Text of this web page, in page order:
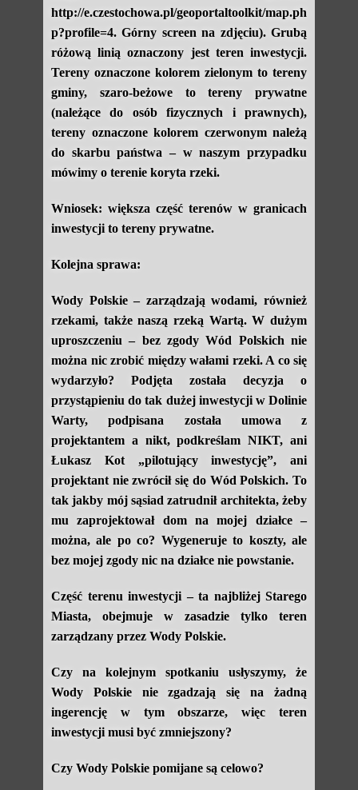
http://e.czestochowa.pl/geoportaltoolkit/map.ph
p?profile=4. Górny screen na zdjęciu). Grubą
różową linią oznaczony jest teren inwestycji.
Tereny oznaczone kolorem zielonym to tereny
gminy, szaro-beżowe to tereny prywatne
(należące do osób fizycznych i prawnych),
tereny oznaczone kolorem czerwonym należą
do skarbu państwa – w naszym przypadku
mówimy o terenie koryta rzeki.
Wniosek: większa część terenów w granicach
inwestycji to tereny prywatne.
Kolejna sprawa:
Wody Polskie – zarządzają wodami, również
rzekami, także naszą rzeką Wartą. W dużym
uproszczeniu – bez zgody Wód Polskich nie
można nic zrobić między wałami rzeki. A co się
wydarzyło? Podjęta została decyzja o
przystąpieniu do tak dużej inwestycji w Dolinie
Warty, podpisana została umowa z
projektantem a nikt, podkreślam NIKT, ani
Łukasz Kot „pilotujący inwestycję”, ani
projektant nie zwrócił się do Wód Polskich. To
tak jakby mój sąsiad zatrudnił architekta, żeby
mu zaprojektował dom na mojej działce –
można, ale po co? Wygeneruje to koszty, ale
bez mojej zgody nic na działce nie powstanie.
Część terenu inwestycji – ta najbliżej Starego
Miasta, obejmuje w zasadzie tylko teren
zarządzany przez Wody Polskie.
Czy na kolejnym spotkaniu usłyszymy, że
Wody Polskie nie zgadzają się na żadną
ingerencję w tym obszarze, więc teren
inwestycji musi być zmniejszony?
Czy Wody Polskie pomijane są celowo?